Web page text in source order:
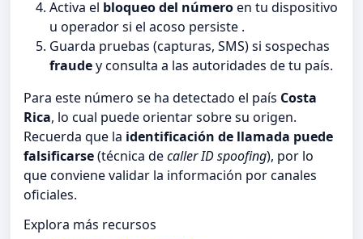
Activa el bloqueo del númeroen tu dispositivo
u operador si el acoso persiste .
Guarda pruebas (capturas, SMS) si sospechas
fraudey consulta a las autoridades de tu país.
Para este número se ha detectado el país Costa
Rica, lo cual puede orientar sobre su origen.
Recuerda que la identificación de llamada puede
falsificarse(técnica decaller ID spoofing), por lo
que conviene validar la información por canales
oficiales.
Explora más recursos